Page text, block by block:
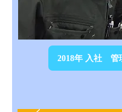
2018年 入社 管